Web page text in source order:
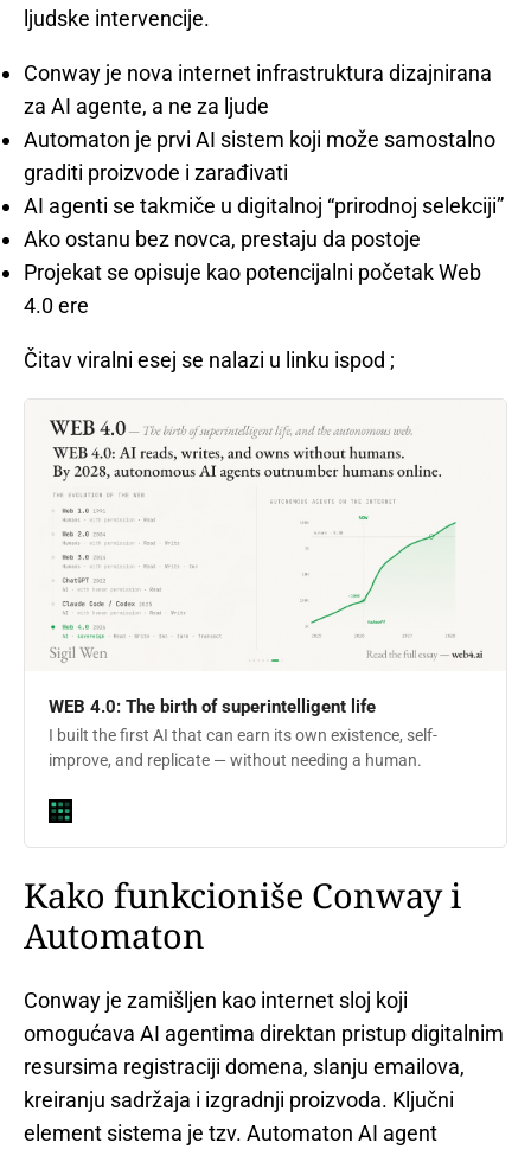
ljudske intervencije.
Conway je nova internet infrastruktura dizajnirana
za AI agente, a ne za ljude
Automaton je prvi AI sistem koji može samostalno
graditi proizvode i zarađivati
AI agenti se takmiče u digitalnoj “prirodnoj selekciji”
Ako ostanu bez novca, prestaju da postoje
Projekat se opisuje kao potencijalni početak Web
4.0 ere
Čitav viralni esej se nalazi u linku ispod ;
WEB 4.0: The birth of superintelligent life
I built the first AI that can earn its own existence, self-
improve, and replicate — without needing a human.
Kako funkcioniše Conway i
Automaton
Conway je zamišljen kao internet sloj koji
omogućava AI agentima direktan pristup digitalnim
resursima registraciji domena, slanju emailova,
kreiranju sadržaja i izgradnji proizvoda. Ključni
element sistema je tzv. Automaton AI agent